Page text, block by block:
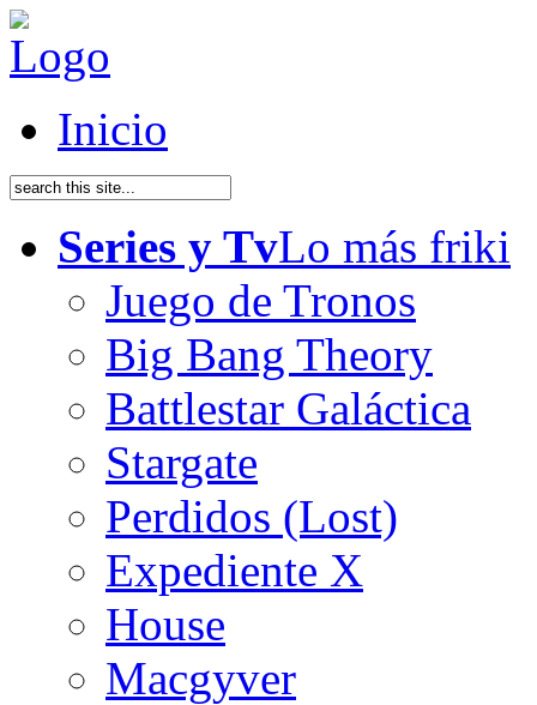
Inicio
Series y TvLo más friki
Juego de Tronos
Big Bang Theory
Battlestar Galáctica
Stargate
Perdidos (Lost)
Expediente X
House
Macgyver